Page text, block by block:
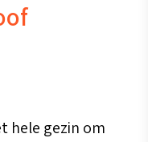
hele gezin om